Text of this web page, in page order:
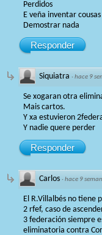
Perdidos
E veña inventar cousas
Demostrar nada
Responder
Siquiatra ·hace 9
Se xogaran otra
Mais cartos.
Y xa estuvieron
Y nadie quere perder
Responder
Carlos ·hace 9
El R.Villalbés no tiene
2 rfef, caso de
3 federación siempre
eliminatoria contra